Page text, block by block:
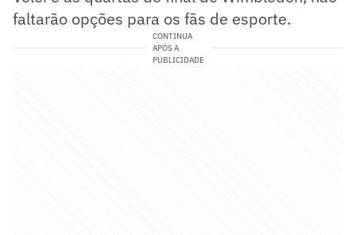
faltarão opções para os fãs de esporte.
CONTINUA
APÓS A
PUBLICIDADE